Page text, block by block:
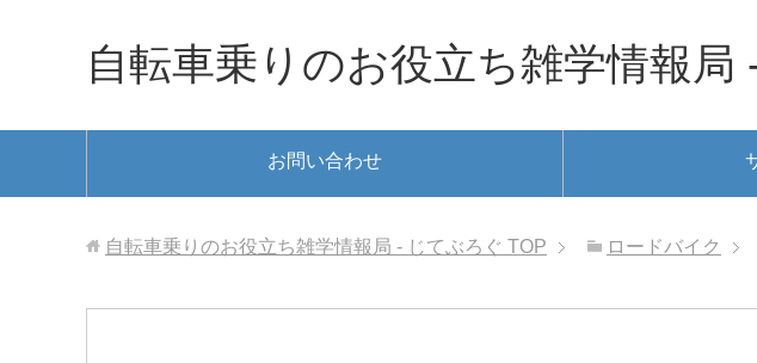
自転車乗りのお役立ち雑学情報局
お問い合わせ
自転車乗りのお役立ち雑学情報局 - じてぶろぐ TOP ロードバイク